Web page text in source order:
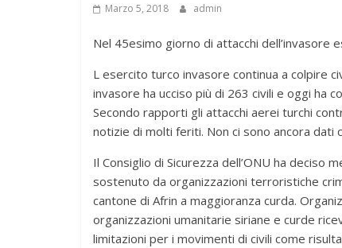
Marzo 5, 2018 admin
Nel 45esimo giorno di attacchi dell’invasore
L esercito turco invasore continua a colpire
invasore ha ucciso più di 263 civili e oggi ha
Secondo rapporti gli attacchi aerei turchi
notizie di molti feriti. Non ci sono ancora dati
Il Consiglio di Sicurezza dell’ONU ha deciso
sostenuto da organizzazioni terroristiche
cantone di Afrin a maggioranza curda.
organizzazioni umanitarie siriane e curde
limitazioni per i movimenti di civili come